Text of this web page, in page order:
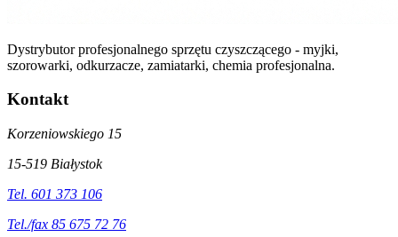
Dystrybutor profesjonalnego sprzętu czyszczącego - myjki,
szorowarki, odkurzacze, zamiatarki, chemia profesjonalna.
Kontakt
Korzeniowskiego 15
15-519 Białystok
Tel. 601 373 106
Tel./fax 85 675 72 76